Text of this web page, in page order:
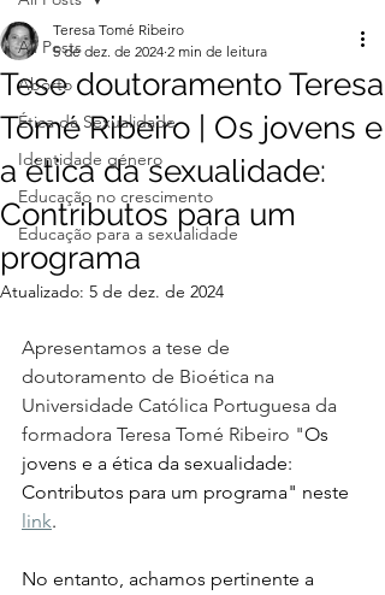
All Posts
Aborto
Ética da Sexualidade
Identidade género
Educação no crescimento
Educação para a sexualidade
Tese doutoramento Teresa
Tomé Ribeiro | Os jovens e
a ética da sexualidade:
Contributos para um
programa
Teresa Tomé Ribeiro
5 de dez. de 2024 2 min de leitura
Atualizado: 5 de dez. de 2024
Apresentamos a tese de
doutoramento de Bioética na
Universidade Católica Portuguesa da
formadora Teresa Tomé Ribeiro "Os
jovens e a ética da sexualidade:
Contributos para um programa" neste
link.
No entanto, achamos pertinente a